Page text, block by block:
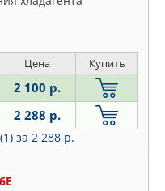
Цена Купить
2 100 р.
2 288 р.
за 2 288 р.